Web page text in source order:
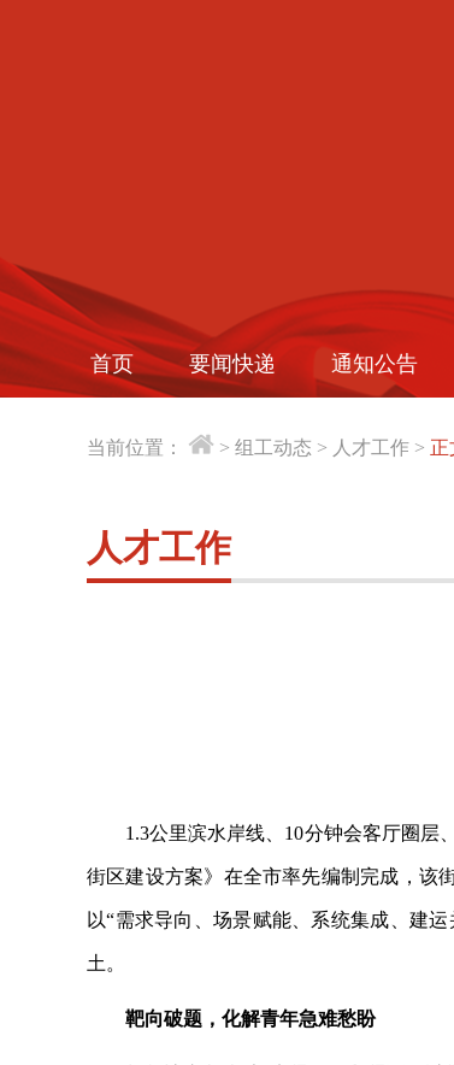
首页 要闻快递 通知公告
当前位置： > 组工动态 > 人才工作 > 正
人才工作
1.3公里滨水岸线、10分钟会客厅圈
街区建设方案》在全市率先编制完成，该
以“需求导向、场景赋能、系统集成、建
土。
靶向破题，化解青年急难愁盼